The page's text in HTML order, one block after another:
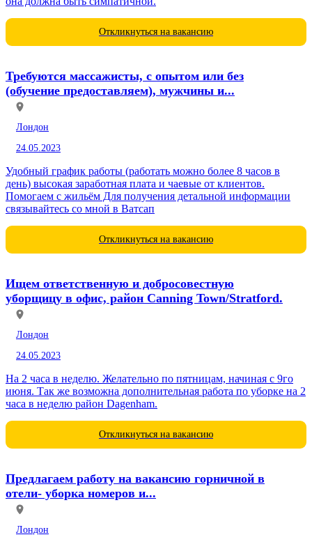
Откликнуться на вакансию
Требуются массажисты, с опытом или без
(обучение предоставляем), мужчины и...
Лондон
24.05.2023
Удобный график работы (работать можно более 8 часов в
день) высокая заработная плата и чаевые от клиентов.
Помогаем с жильём Для получения детальной информации
связывайтесь со мной в Ватсап
Откликнуться на вакансию
Ищем ответственную и добросовестную
уборщицу в офис, район Canning Town/Stratford.
Лондон
24.05.2023
На 2 часа в неделю. Желательно по пятницам, начиная с 9го
июня. Так же возможна дополнительная работа по уборке на 2
часа в неделю район Dagenham.
Откликнуться на вакансию
Предлагаем работу на вакансию горничной в
отели- уборка номеров и...
Лондон